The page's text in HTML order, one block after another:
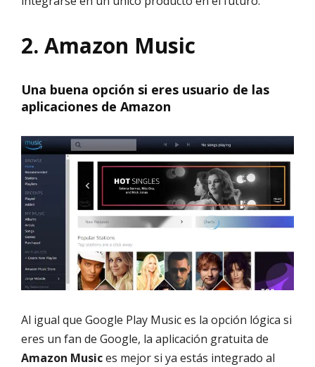
2. Amazon Music
Una buena opción si eres usuario de las
aplicaciones de Amazon
Al igual que Google Play Music es la opción lógica si
eres un fan de Google, la aplicación gratuita de
Amazon Musices mejor si ya estás integrado al